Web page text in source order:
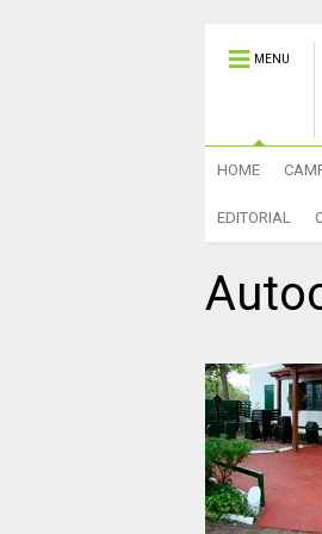
MENU
HOME
EDITORIAL